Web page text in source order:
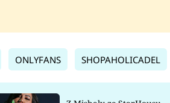
ONLYFANS SHOPAHOLICADEL